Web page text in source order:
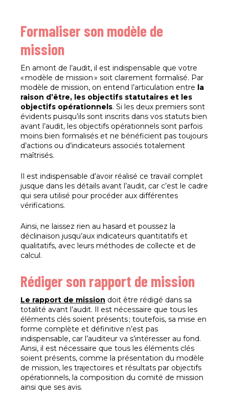
Formaliser son modèle de
mission
En amont de l’audit, il est indispensable que votre
« modèle de mission » soit clairement formalisé. Par
modèle de mission, on entend l’articulation entre la
raison d’être, les objectifs statutaires et les
objectifs opérationnels. Si les deux premiers sont
évidents puisqu’ils sont inscrits dans vos statuts bien
avant l’audit, les objectifs opérationnels sont parfois
moins bien formalisés et ne bénéficient pas toujours
d’actions ou d’indicateurs associés totalement
maîtrisés.
Il est indispensable d’avoir réalisé ce travail complet
jusque dans les détails avant l’audit, car c’est le cadre
qui sera utilisé pour procéder aux différentes
vérifications.
Ainsi, ne laissez rien au hasard et poussez la
déclinaison jusqu’aux indicateurs quantitatifs et
qualitatifs, avec leurs méthodes de collecte et de
calcul.
Rédiger son rapport de mission
Le rapport de mission doit être rédigé dans sa
totalité avant l’audit. Il est nécessaire que tous les
éléments clés soient présents ; toutefois, sa mise en
forme complète et définitive n’est pas
indispensable, car l’auditeur va s’intéresser au fond.
Ainsi, il est nécessaire que tous les éléments clés
soient présents, comme la présentation du modèle
de mission, les trajectoires et résultats par objectifs
opérationnels, la composition du comité de mission
ainsi que ses avis.